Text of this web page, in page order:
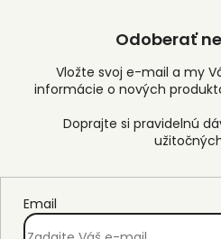
Odoberať
Vložte svoj e-mail a my
informácie o nových
Email